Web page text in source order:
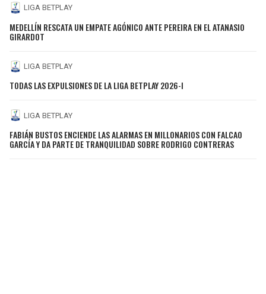
LIGA BETPLAY
MEDELLÍN RESCATA UN EMPATE AGÓNICO ANTE PEREIRA EN EL ATANASIO
GIRARDOT
LIGA BETPLAY
TODAS LAS EXPULSIONES DE LA LIGA BETPLAY 2026-I
LIGA BETPLAY
FABIÁN BUSTOS ENCIENDE LAS ALARMAS EN MILLONARIOS CON FALCAO
GARCÍA Y DA PARTE DE TRANQUILIDAD SOBRE RODRIGO CONTRERAS